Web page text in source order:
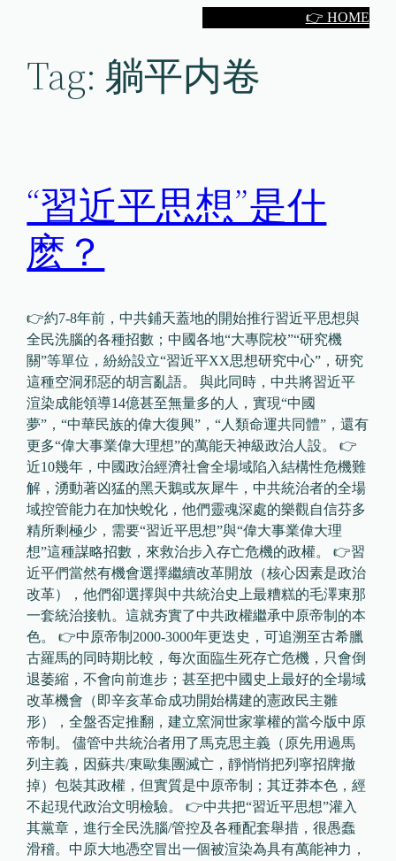
👉 HOME
Tag:躺平内卷
“習近平思想”是什
麽？
👉約7-8年前，中共鋪天蓋地的開始推行習近平思想與
全民洗腦的各種招數；中國各地“大專院校”“研究機
關”等單位，紛紛設立“習近平XX思想研究中心”，研究
這種空洞邪惡的胡言亂語。 與此同時，中共將習近平
渲染成能領導14億甚至無量多的人，實現“中國
夢”，“中華民族的偉大復興”，“人類命運共同體”，還有
更多“偉大事業偉大理想”的萬能天神級政治人設。 👉
近10幾年，中國政治經濟社會全場域陷入結構性危機難
解，湧動著凶猛的黑天鵝或灰犀牛，中共統治者的全場
域控管能力在加快蛻化，他們靈魂深處的樂觀自信芬多
精所剩極少，需要“習近平思想”與“偉大事業偉大理
想”這種謀略招數，來救治步入存亡危機的政權。 👉習
近平們當然有機會選擇繼續改革開放（核心因素是政治
改革），他們卻選擇與中共統治史上最糟糕的毛澤東那
一套統治接軌。這就夯實了中共政權繼承中原帝制的本
色。 👉中原帝制2000-3000年更迭史，可追溯至古希臘
古羅馬的同時期比較，每次面臨生死存亡危機，只會倒
退萎縮，不會向前進步；甚至把中國史上最好的全場域
改革機會（即辛亥革命成功開始構建的憲政民主雛
形），全盤否定推翻，建立窯洞世家掌權的當今版中原
帝制。 儘管中共統治者用了馬克思主義（原先用過馬
列主義，因蘇共/東歐集團滅亡，靜悄悄把列寧招牌撤
掉）包裝其政權，但實質是中原帝制；其迂莽本色，經
不起現代政治文明檢驗。 👉中共把“習近平思想”灌入
其黨章，進行全民洗腦/管控及各種配套舉措，很愚蠢
滑稽。中原大地憑空冒出一個被渲染為具有萬能神力，